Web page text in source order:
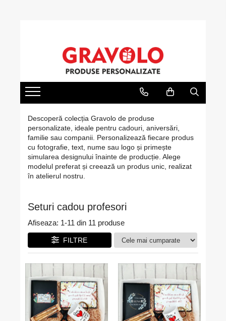
Tricouri personalizate cu poză, text
Căni Personalizate – Creează Cana
Perfectă cu Poză, Nume, Text sau
Rame foto personalizate
Tablouri personalizate
Pusculite personalizate
Cutii de vin personalizate
Brelocuri Personalizate
Body bebelusi personalizate
Perne personalizate
Plusuri personalizate
Agende personalizate
Etichete pentru sticla de vin
Cadouri Personalizate Unice
Hanorac Pescuit
Tricouri pentru pescari
Sapca Pescar
Cadouri Femei
Cadouri Bebelusi
Cadouri pentru Mama
Cadouri pentru Tata
Cadouri pentru Bunici
Cadouri pentru Nasi
Cadouri pentru Sefa/Sef
Cadouri pentru Colegi
Cadouri pentru Doctori
Cadouri Profesori
Cadouri de Craciun
Cadouri de Paște
Cadouri de 8 Martie
Cadouri de Halloween
1 Iunie - Ziua Copilului
Back to School
AbsolvireDescoperă colecția Gravolo de produse
personalizate, ideale pentru cadouri, aniversări,
familie sau companii. Personalizează fiecare produs
cu fotografie, text, nume sau logo și primește
simularea designului înainte de producție. Alege
modelul preferat și creează un produs unic, realizat
în atelierul nostru.
Seturi cadou profesori
Afiseaza: 1-11 din 11 produse
FILTRE